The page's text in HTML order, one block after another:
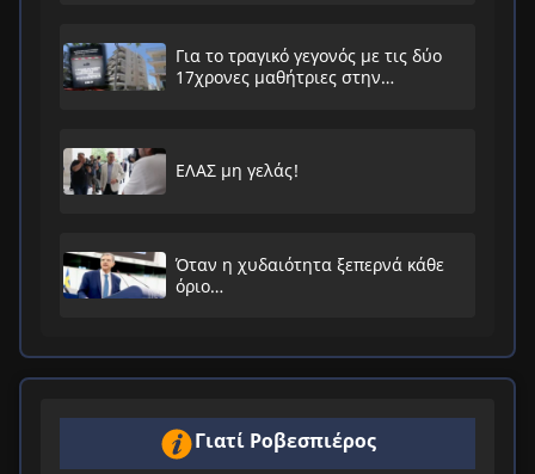
Για το τραγικό γεγονός με τις δύο
17χρονες μαθήτριες στην
ΕΛΑΣ μη γελάς!
Όταν η χυδαιότητα ξεπερνά κάθε
όριο…
Γιατί Ροβεσπιέρος